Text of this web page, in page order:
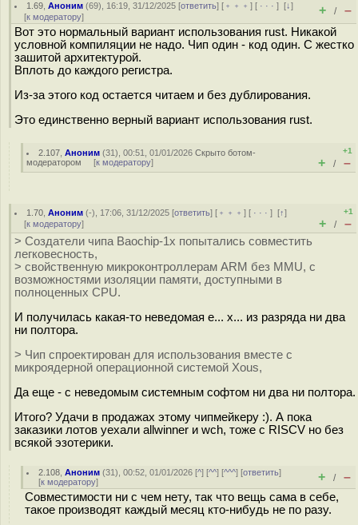
1.69 ,Аноним (69), 16:19, 31/12/2025 [ответить] [ ﹢﹢﹢] [ · · ·][↓]
[к модератору] + / –
Вот это нормальный вариант использования rust. Никакой
условной компиляции не надо. Чип один - код один. С жестко
зашитой архитектурой.
Вплоть до каждого регистра.
Из-за этого код остается читаем и без дублирования.
Это единственно верный вариант использования rust.
2.107 ,Аноним (31), 00:51, 01/01/2026Скрыто ботом-
модератором [к модератору]
+1
+ / –
1.70 ,Аноним (-), 17:06, 31/12/2025 [ответить] [ ﹢﹢﹢] [ · · ·][↑]
[к модератору]
+1
+ / –
> Создатели чипа Baochip-1x попытались совместить
легковесность,
> свойственную микроконтроллерам ARM без MMU, с
возможностями изоляции памяти, доступными в
полноценных CPU.
И получилась какая-то неведомая е... х... из разряда ни два
ни полтора.
> Чип спроектирован для использования вместе с
микроядерной операционной системой Xous,
Да еще - с неведомым системным софтом ни два ни полтора.
Итого? Удачи в продажах этому чипмейкеру :). А пока
заказики лотов уехали allwinner и wch, тоже с RISCV но без
всякой эзотерики.
2.108 ,Аноним (31), 00:52, 01/01/2026 [^] [^^] [^^^] [ответить]
[к модератору] + / –
Совместимости ни с чем нету, так что вещь сама в себе,
такое производят каждый месяц кто-нибудь не по разу.